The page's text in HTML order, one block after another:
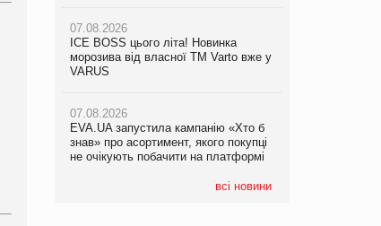
07.08.2026
ICE BOSS цього літа! Новинка
морозива від власної ТМ Varto вже у
VARUS
07.08.2026
EVA.UA запустила кампанію «Хто б
знав» про асортимент, якого покупці
не очікують побачити на платформі
всі новини
06.08.2026
Смачна новинка для хвостатих: у
VARUS з’явилися паучі Varto Paw
05.08.2026
Мережа супермаркетів VARUS купує
мережу магазинів формату
компанія налічуватиме 374 магазини
07.08.2026
Франція заборонила рекламні дзвінки